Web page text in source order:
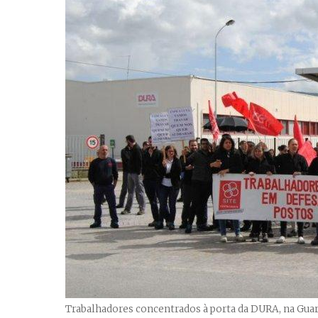
Trabalhadores concentrados à porta da DURA, na